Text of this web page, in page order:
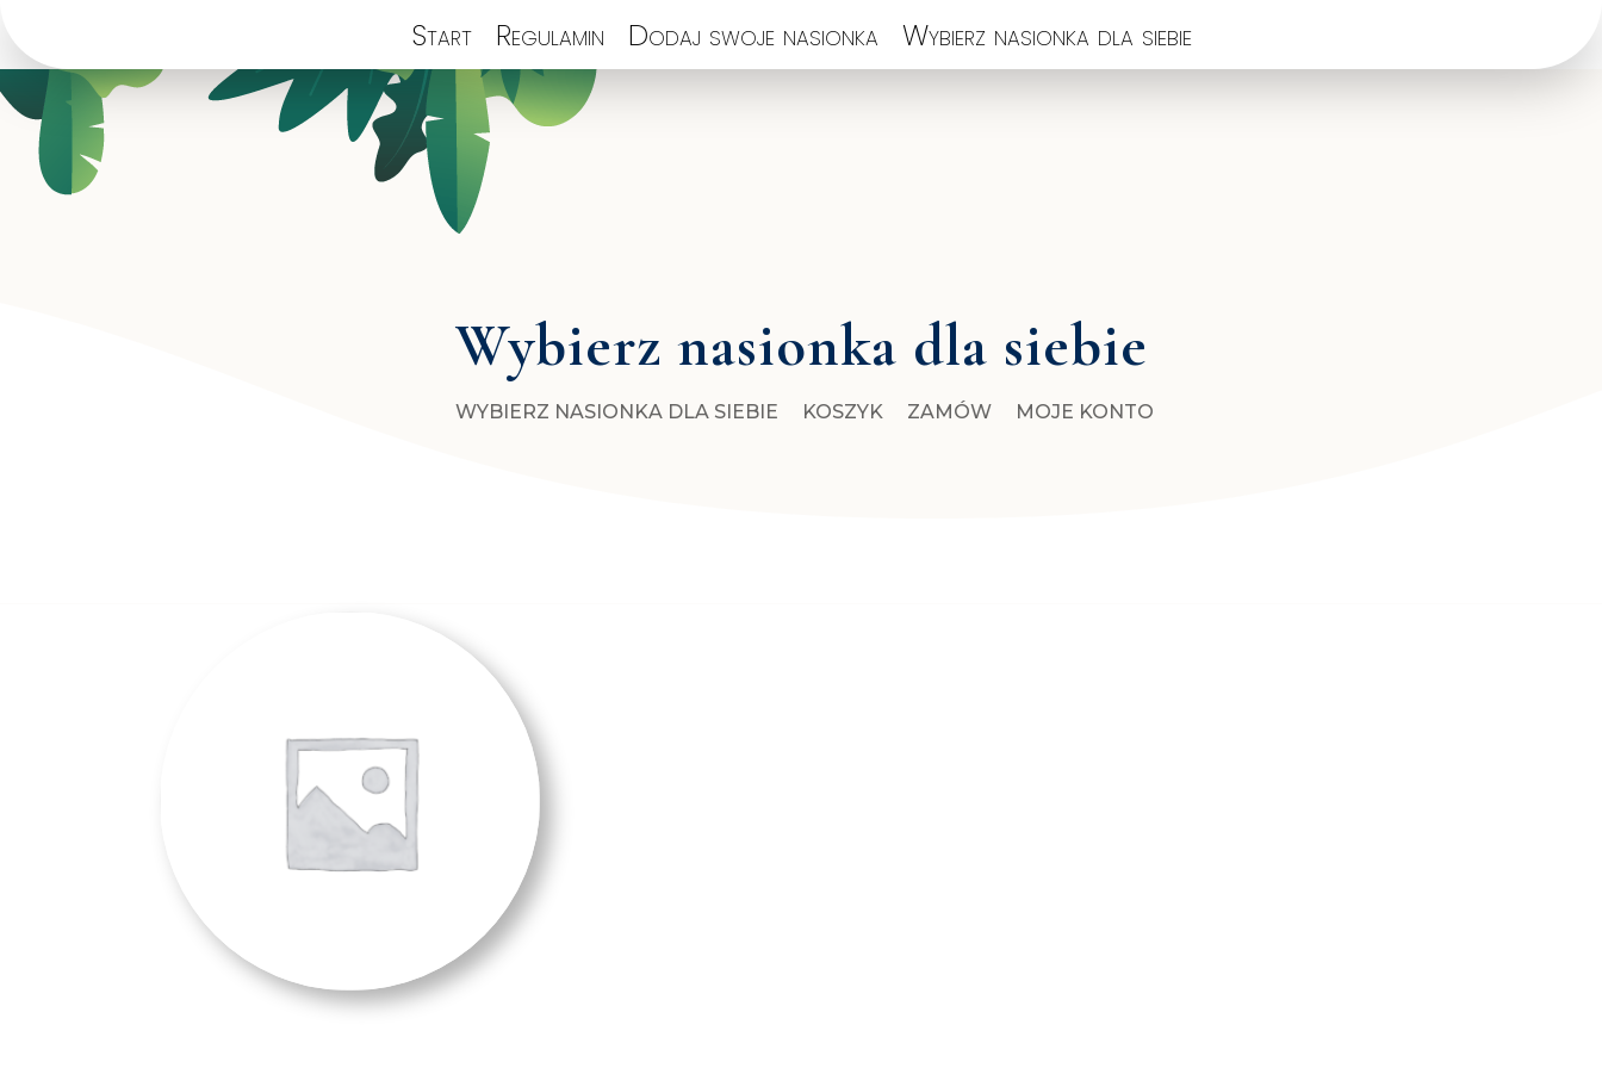
Start Regulamin Dodaj swoje nasionka Wybierz nasionka dla siebie
Wybierz nasionka dla siebie
WYBIERZ NASIONKA DLA SIEBIE KOSZYK ZAMÓW MOJE KONTO